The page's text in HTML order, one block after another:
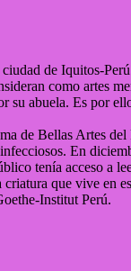
de Iquitos-
como artes
abuela. Es por
de Bellas Artes
En
tenía acceso a
que vive en
Institut Perú.